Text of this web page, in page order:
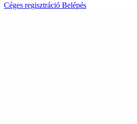
Céges regisztráció Belépés